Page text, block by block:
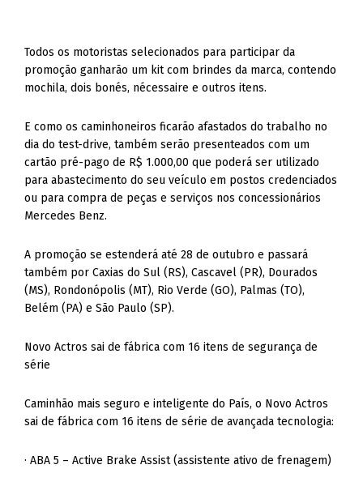
Todos os motoristas selecionados para participar da
promoção ganharão um kit com brindes da marca, contendo
mochila, dois bonés, nécessaire e outros itens.
E como os caminhoneiros ficarão afastados do trabalho no
dia do test-drive, também serão presenteados com um
cartão pré-pago de R$ 1.000,00 que poderá ser utilizado
para abastecimento do seu veículo em postos credenciados
ou para compra de peças e serviços nos concessionários
Mercedes Benz.
A promoção se estenderá até 28 de outubro e passará
também por Caxias do Sul (RS), Cascavel (PR), Dourados
(MS), Rondonópolis (MT), Rio Verde (GO), Palmas (TO),
Belém (PA) e São Paulo (SP).
Novo Actros sai de fábrica com 16 itens de segurança de
série
Caminhão mais seguro e inteligente do País, o Novo Actros
sai de fábrica com 16 itens de série de avançada tecnologia:
· ABA 5 – Active Brake Assist (assistente ativo de frenagem)